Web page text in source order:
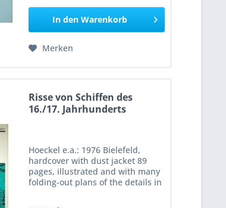
In den Warenkorb
Merken
Risse von Schiffen des
16./17. Jahrhunderts
Hoeckel e.a.: 1976 Bielefeld,
hardcover with dust jacket 89
pages, illustrated and with many
folding-out plans of the details in